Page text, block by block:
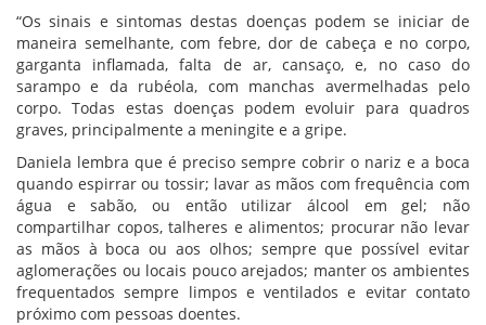
“Os sinais e sintomas destas doenças podem se iniciar de
maneira semelhante, com febre, dor de cabeça e no corpo,
garganta inflamada, falta de ar, cansaço, e, no caso do
sarampo e da rubéola, com manchas avermelhadas pelo
corpo. Todas estas doenças podem evoluir para quadros
graves, principalmente a meningite e a gripe.
Daniela lembra que é preciso sempre cobrir o nariz e a boca
quando espirrar ou tossir; lavar as mãos com frequência com
água e sabão, ou então utilizar álcool em gel; não
compartilhar copos, talheres e alimentos; procurar não levar
as mãos à boca ou aos olhos; sempre que possível evitar
aglomerações ou locais pouco arejados; manter os ambientes
frequentados sempre limpos e ventilados e evitar contato
próximo com pessoas doentes.